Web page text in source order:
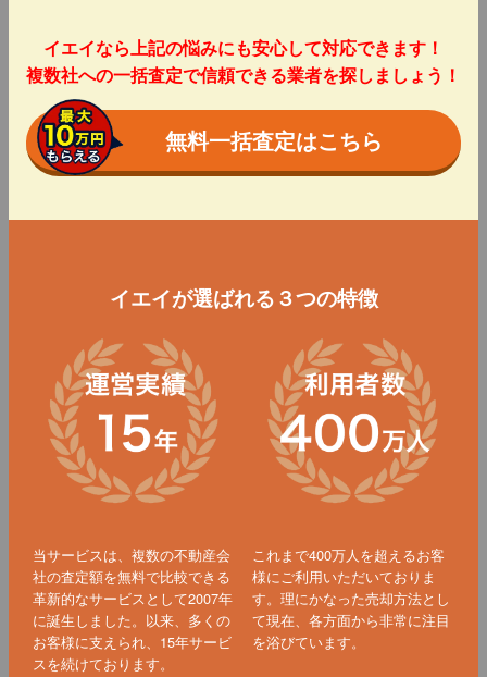
イエイなら上記の悩みにも安心して対応できます！
複数社への一括査定で信頼できる業者を探しましょう！
無料一括査定はこちら
イエイが選ばれる３つの特徴
当サービスは、複数の不動産会
社の査定額を無料で比較できる
革新的なサービスとして2007年
に誕生しました。以来、多くの
お客様に支えられ、15年サービ
スを続けております。
これまで400万人を超えるお客
様にご利用いただいておりま
す。理にかなった売却方法とし
て現在、各方面から非常に注目
を浴びています。